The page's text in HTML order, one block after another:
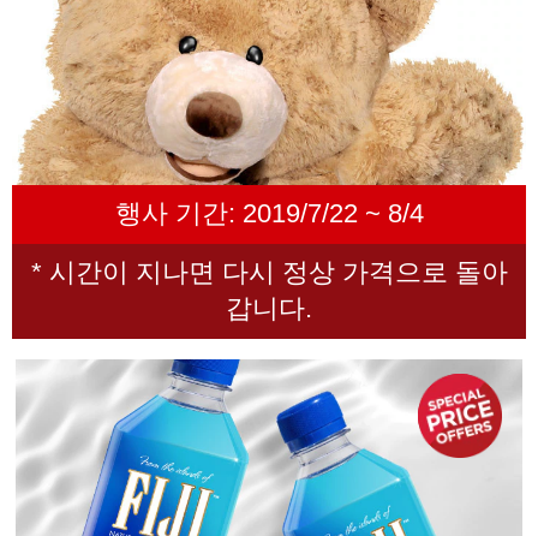
행사 기간: 2019/7/22 ~ 8/4
* 시간이 지나면 다시 정상 가격으로 돌아
갑니다.